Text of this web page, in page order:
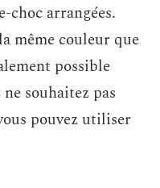
choc arrangées.
même couleur que
possible
ne souhaitez pas
pouvez utiliser